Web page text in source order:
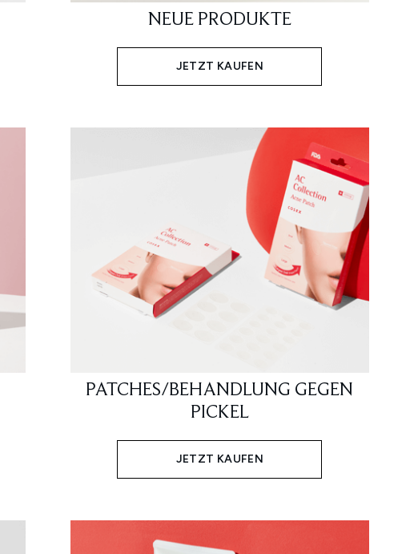
NEUE PRODUKTE
JETZT KAUFEN
PATCHES/BEHANDLUNG GEGEN
PICKEL
JETZT KAUFEN